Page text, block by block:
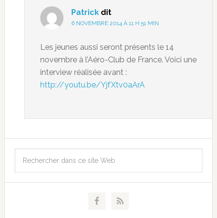
Patrick dit
6 NOVEMBRE 2014 À 11 H 51 MIN
Les jeunes aussi seront présents le 14
novembre à l’Aéro-Club de France. Voici une
interview réalisée avant :
http://youtu.be/YjfXtv0aArA